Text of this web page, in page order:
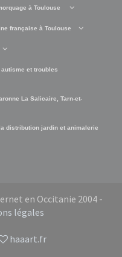
à Toulouse
française à Toulouse
et troubles
La Salicaire, Tarn-et-
distribution jardin et animalerie
en Occitanie 2004 -
légales
haaart.fr